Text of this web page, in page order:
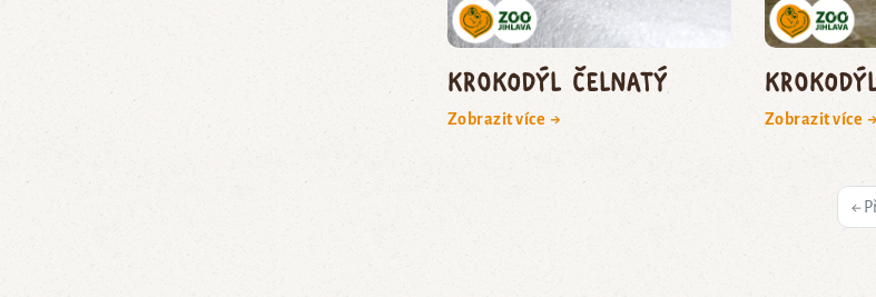
krokodýl čelnatý
Zobrazit více → Zobrazit více →
←